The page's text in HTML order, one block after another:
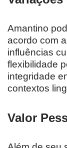
Amantino
acordo com
influências
flexibilidade
integridade
contextos
Valor